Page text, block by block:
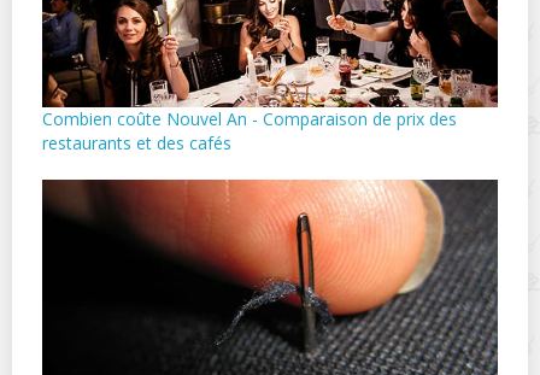
Combien coûte Nouvel An - Comparaison de prix des
restaurants et des cafés